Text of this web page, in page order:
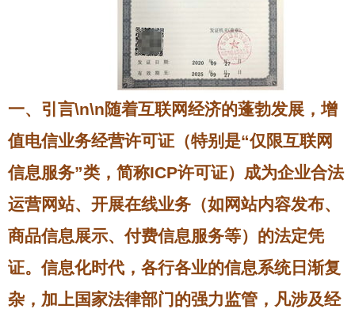
一、引言\n\n随着互联网经济的蓬勃发展，增
值电信业务经营许可证（特别是“仅限互联网
信息服务”类，简称ICP许可证）成为企业合法
运营网站、开展在线业务（如网站内容发布、
商品信息展示、付费信息服务等）的法定凭
证。信息化时代，各行各业的信息系统日渐复
杂，加上国家法律部门的强力监管，凡涉及经